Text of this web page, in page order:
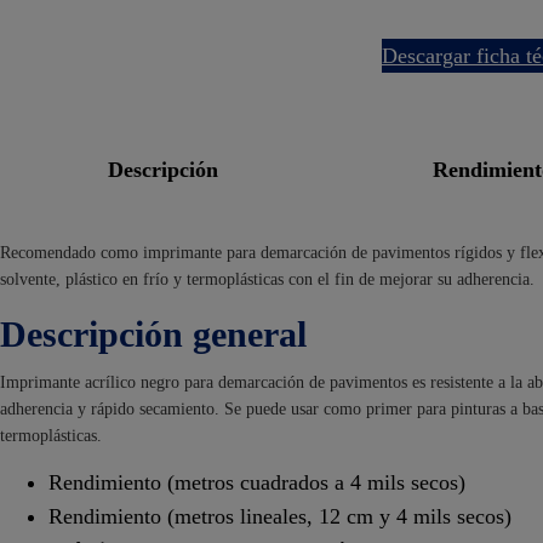
descargar ficha
descripción
Recomendado como imprimante para demarcación de pavimentos rígidos y
solvente, plástico en frío y termoplásticas con el fin de mejorar su adherencia.
Descripción general
Imprimante acrílico negro para demarcación de pavimentos es resistente a la
adherencia y rápido secamiento. Se puede usar como primer para pinturas a
termoplásticas.
Rendimiento (metros cuadrados a 4 mils secos)
Rendimiento (metros lineales, 12 cm y 4 mils secos)